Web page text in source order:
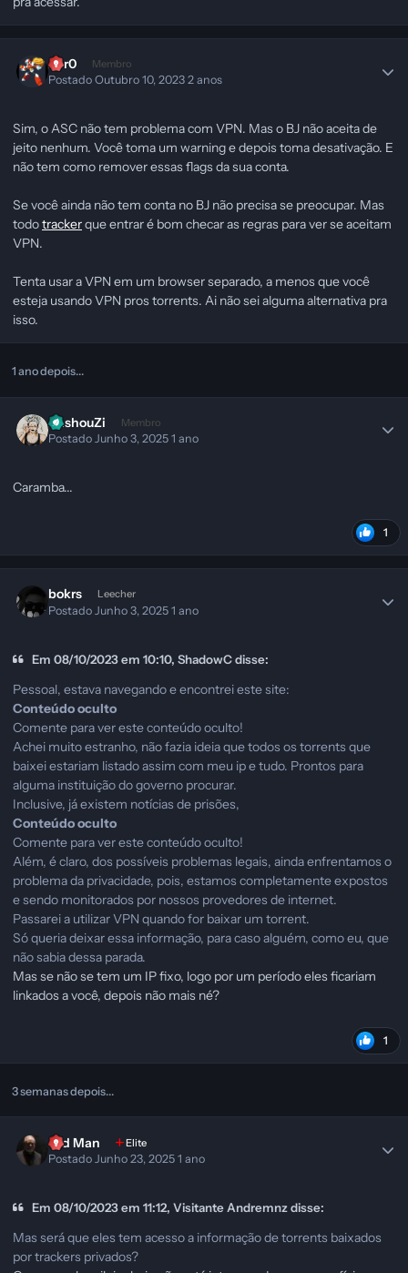
Z3r0 Membro
PostadoOutubro 10, 20232 anos
Sim, o ASC não tem problema com VPN. Mas o BJ não aceita de
jeito nenhum. Você toma um warning e depois toma desativação. E
não tem como remover essas flags da sua conta.
Se você ainda não tem conta no BJ não precisa se preocupar. Mas
todotrackerque entrar é bom checar as regras para ver se aceitam
VPN.
Tenta usar a VPN em um browser separado, a menos que você
esteja usando VPN pros torrents. Ai não sei alguma alternativa pra
isso.
1 ano depois...
HashouZi Membro
PostadoJunho 3, 20251 ano
Caramba...
1
bokrs Leecher
Postado Junho 3, 20251 ano
Em 08/10/2023 em 10:10, ShadowC disse:
Pessoal, estava navegando e encontrei este site:
Conteúdo oculto
Comente para ver este conteúdo oculto!
Achei muito estranho, não fazia ideia que todos os torrents que
baixei estariam listado assim com meu ip e tudo. Prontos para
alguma instituição do governo procurar.
Inclusive, já existem notícias de prisões,
Conteúdo oculto
Comente para ver este conteúdo oculto!
Além, é claro, dos possíveis problemas legais, ainda enfrentamos o
problema da privacidade, pois, estamos completamente expostos
e sendo monitorados por nossos provedores de internet.
Passarei a utilizar VPN quando for baixar um torrent.
Só queria deixar essa informação, para caso alguém, como eu, que
não sabia dessa parada.
Mas se não se tem um IP fixo, logo por um período eles ficariam
linkados a você, depois não mais né?
1
3 semanas depois...
Old Man Elite
PostadoJunho 23, 20251 ano
Em 08/10/2023 em 11:12, Visitante Andremnz disse:
Mas será que eles tem acesso a informação de torrents baixados
por trackers privados?